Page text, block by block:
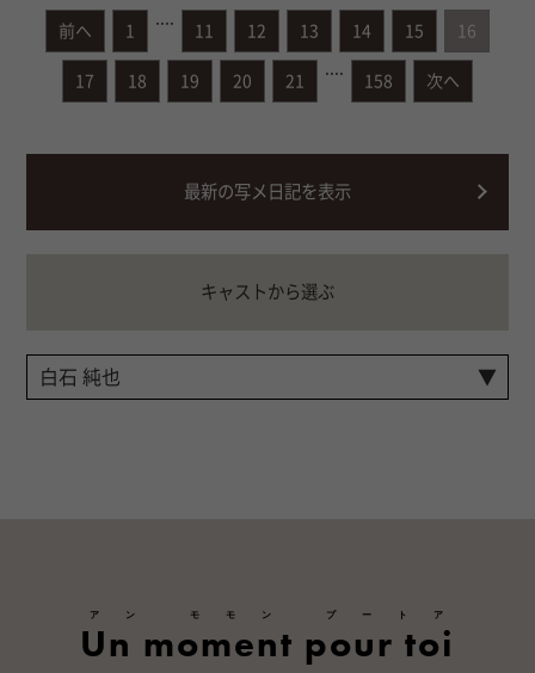
前へ 1 11 12 13 14 15 16
17 18 19 20 21 158 次へ
最新の写メ日記を表示
キャストから選ぶ
Un moment pour toi
アン モモン プートア